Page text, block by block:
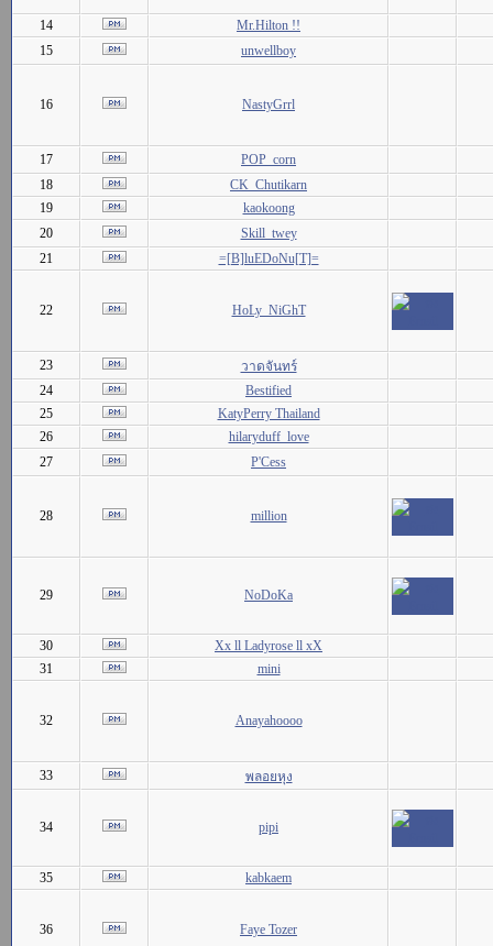
14
Mr.Hilton !!
15
unwellboy
16 NastyGrrl
17
POP_corn
18
CK_Chutikarn
19
kaokoong
20
Skill_twey
21
=[B]luEDoNu[T]=
22 HoLy_NiGhT
23
วาดจันทร์
24
Bestified
25
KatyPerry Thailand
26
hilaryduff_love
27
P'Cess
28 million
29 NoDoKa
30
Xx ll Ladyrose ll xX
31
mini
32 Anayahoooo
33 พลอยหุง
34 pipi
35 kabkaem
36 Faye Tozer